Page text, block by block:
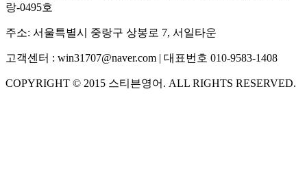
랑-0495호
주소: 서울특별시 중랑구 상봉로 7, 서일타운
고객센터 : win31707@naver.com | 대표번호 010-9583-1408
COPYRIGHT © 2015 스티븐영어 . ALL RIGHTS RESERVED.